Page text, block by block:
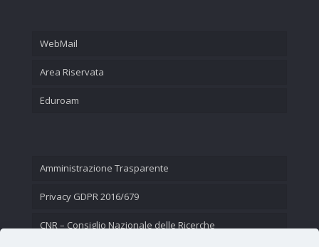
WebMail
Area Riservata
Eduroam
Amministrazione Trasparente
Privacy GDPR 2016/679
CNR – Consiglio Nazionale delle Ricerche